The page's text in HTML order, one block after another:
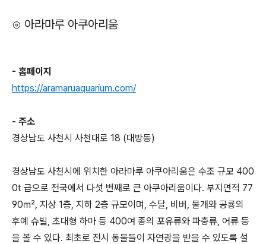
⊙ 아라마루 아쿠아리움
- 홈페이지
https://aramaruaquarium.com/
- 주소
경상남도 사천시 사천대로 18 (대방동)
경상남도 사천시에 위치한 아라마루 아쿠아리움은 수조 규모 400
0t 급으로 전국에서 다섯 번째로 큰 아쿠아리움이다. 부지면적 77
90㎡, 지상 1층, 지하 2층 규모이며, 수달, 비버, 물개와 공룡의
후예 슈빌, 초대형 하마 등 400여 종의 포유류와 파충류, 어류 등
을 볼 수 있다. 최초로 전시 동물들이 자연광을 받을 수 있도록 설